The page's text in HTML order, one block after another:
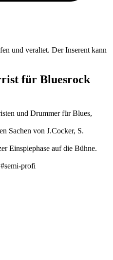
und veraltet. Der Inserent kann
für Bluesrock
und Drummer für Blues,
Sachen von J.Cocker, S.
Einspiephase auf die Bühne.
profi